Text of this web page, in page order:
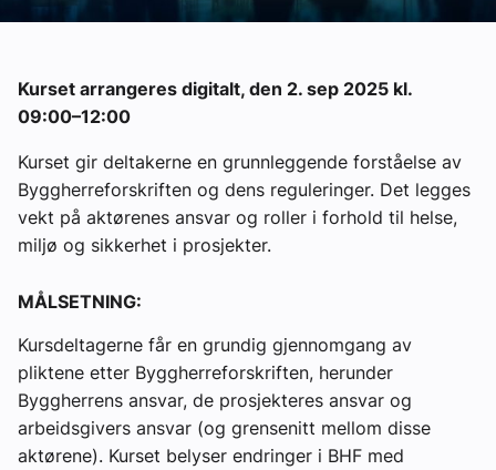
Bransjekommentar
Nyheter
Aktuelle prosjekter
Kurset arrangeres digitalt, den 2. sep 2025 kl.
09:00–12:00
Kurset gir deltakerne en grunnleggende forståelse av
Byggherreforskriften og dens reguleringer. Det legges
vekt på aktørenes ansvar og roller i forhold til helse,
miljø og sikkerhet i prosjekter.
MÅLSETNING:
Kursdeltagerne får en grundig gjennomgang av
pliktene etter Byggherreforskriften, herunder
Byggherrens ansvar, de prosjekteres ansvar og
arbeidsgivers ansvar (og grensenitt mellom disse
aktørene). Kurset belyser endringer i BHF med